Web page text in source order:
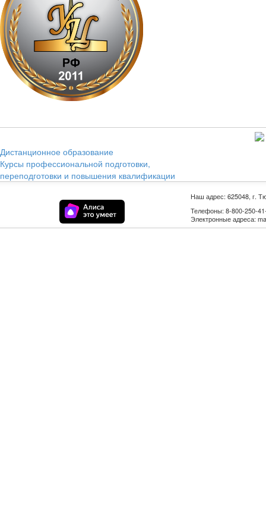
Дистанционное образование
Курсы профессиональной подготовки,
переподготовки и повышения квалификации
Наш адрес: 625048, г.
Телефоны: 8-800-250-
Электронные адреса: